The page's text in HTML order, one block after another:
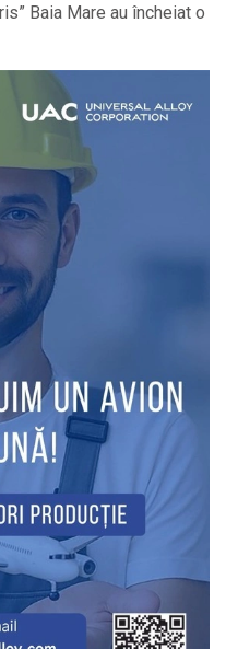
Baia Mare au încheiat o